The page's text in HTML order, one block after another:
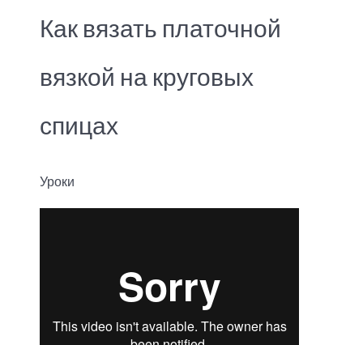
Как вязать платочной
вязкой на круговых
спицах
Уроки